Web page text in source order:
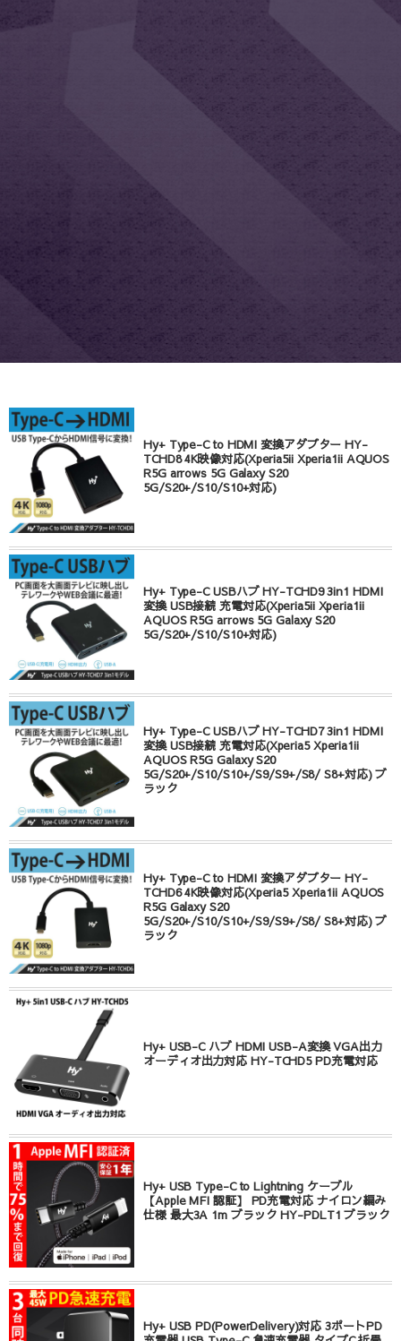
Hy+ Type-C to HDMI 変換アダプター HY-
TCHD8 4K映像対応(Xperia5ii Xperia1ii AQUOS
R5G arrows 5G Galaxy S20
5G/S20+/S10/S10+対応)
Hy+ Type-C USBハブ HY-TCHD9 3in1 HDMI
変換 USB接続 充電対応(Xperia5ii Xperia1ii
AQUOS R5G arrows 5G Galaxy S20
5G/S20+/S10/S10+対応)
Hy+ Type-C USBハブ HY-TCHD7 3in1 HDMI
変換 USB接続 充電対応(Xperia5 Xperia1ii
AQUOS R5G Galaxy S20
5G/S20+/S10/S10+/S9/S9+/S8/ S8+対応) ブ
ラック
Hy+ Type-C to HDMI 変換アダプター HY-
TCHD6 4K映像対応(Xperia5 Xperia1ii AQUOS
R5G Galaxy S20
5G/S20+/S10/S10+/S9/S9+/S8/ S8+対応) ブ
ラック
Hy+ USB-C ハブ HDMI USB-A変換 VGA出力
オーディオ出力対応 HY-TCHD5 PD充電対応
Hy+ USB Type-C to Lightning ケーブル
【Apple MFI 認証】 PD充電対応 ナイロン編み
仕様 最大3A 1m ブラック HY-PDLT1 ブラック
Hy+ USB PD(PowerDelivery)対応 3ポートPD